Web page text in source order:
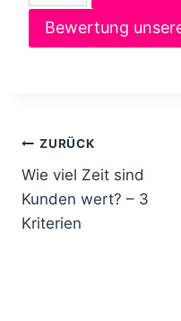
Bewertung
B
e
i
ZURÜCK
Wie viel Zeit sind
Kunden wert? – 3
Kriterien